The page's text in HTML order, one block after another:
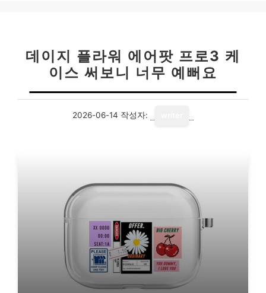
데이지 플라워 에어팟 프로3 케
이스 써보니 너무 예뻐요
2026-06-14 작성자: